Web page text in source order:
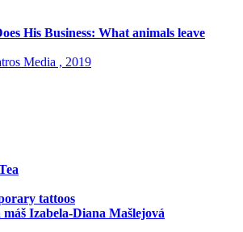
His Business: What animals leave
Media , 2019
tattoos
Izabela-Diana Mašlejová